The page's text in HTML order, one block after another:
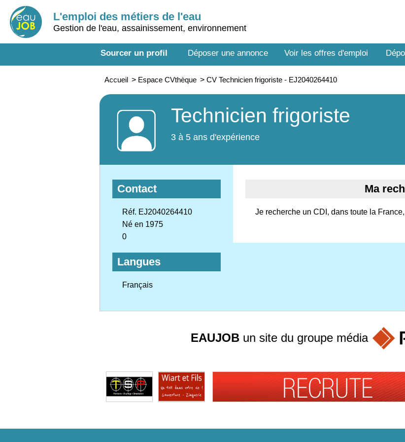
L'emploi des métiers de l'eau
Gestion de l'eau, assainissement, environnement
Sourcer un profil Déposer une annonce Voir les offres d'emploi
Accueil > Espace CVthèque > CV Technicien frigoriste - EJ2040264410
Technicien frigoriste
3 à 5 ans d'expérience
Contact
Réf. EJ2040264410
Né en 1975
0
Langues
Français
Ma
Je recherche un CDI, dans toute la
EAUJOB un site du groupe média